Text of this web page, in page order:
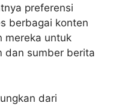
preferensi
berbagai konten
mereka untuk
dan sumber berita
dari